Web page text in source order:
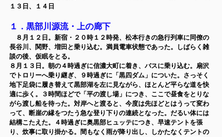
１３日、１４日
１．黒部川源流・上の廊下
８月１２日。新宿・２０時１２時発、松本行きの急行列車に同僚の
長谷川、関野、増田と乗り込む。満員電車状態であった。しばらく雑
談の後、仮眠をとる。
８月１３日。朝の４時過ぎに信濃大町に着き、バスに乗り込む。扇沢
でトロリーへ乗り継ぎ、９時過ぎに「黒四ダム」についた。さっそく
地下足袋に履き替えて黒部湖を左に見ながら、ほとんど平らな道を快
適に歩く。３時間ほどで「平の渡し場」につき、ここで昼食をとりな
がら渡し船を待った。対岸へと渡ると、今度は先ほどとはうって変わ
って、断崖の縁をつたう急な登り下りの連続となった。だるい体には
結構こたえた。４時過ぎに奥黒部ヒュッテにつき、早速テントを張
り、炊事に取り掛かる。間もなく雨が降り出し、しかたなくテントの